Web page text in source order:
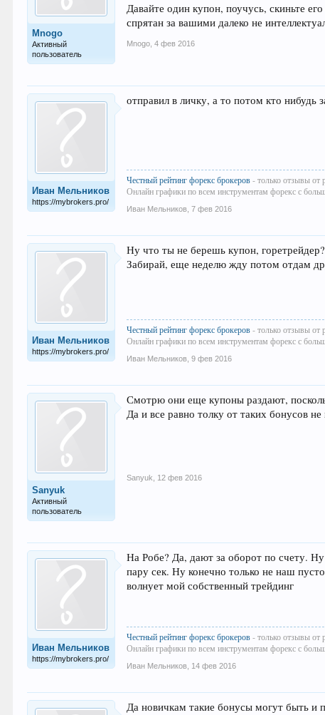
Mnogo
Активный
пользователь
Давайте один купон, поучусь, скиньте
спрятан за вашими далеко не
Mnogo 4 фев 2016
Иван Мельников
https://mybrokers.pro/
отправил в личку, а то потом кто нибудь
Честный рейтинг форекс брокеров- только отзывы от
Онлайн графики по всем инструментам форекс с
Иван Мельников 7 фев 2016
Иван Мельников
https://mybrokers.pro/
Ну что ты не берешь купон,
Забирай, еще неделю жду потом отдам
Честный рейтинг форекс брокеров- только отзывы от
Онлайн графики по всем инструментам форекс с
Иван Мельников 9 фев 2016
Sanyuk
Активный
пользователь
Смотрю они еще купоны раздают,
Да и все равно толку от таких бонусов
Sanyuk 12 фев 2016
Иван Мельников
https://mybrokers.pro/
На Робе? Да, дают за оборот по счету.
пару сек. Ну конечно только не наш
волнует мой собственный трейдинг
Честный рейтинг форекс брокеров- только отзывы от
Онлайн графики по всем инструментам форекс с
Иван Мельников 14 фев 2016
Да новичкам такие бонусы могут быть и